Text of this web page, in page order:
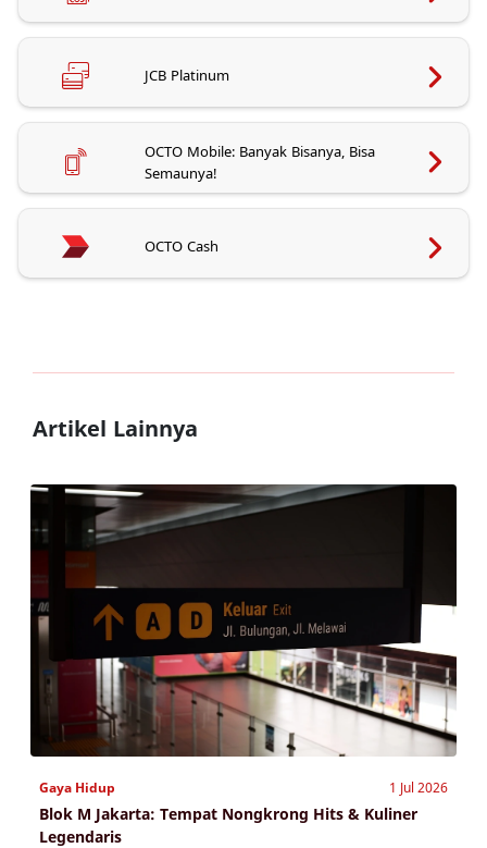
JCB Platinum
OCTO Mobile: Banyak Bisanya, Bisa
Semaunya!
OCTO Cash
Artikel Lainnya
Gaya Hidup 1 Jul 2026
Blok M Jakarta: Tempat Nongkrong Hits & Kuliner
Legendaris